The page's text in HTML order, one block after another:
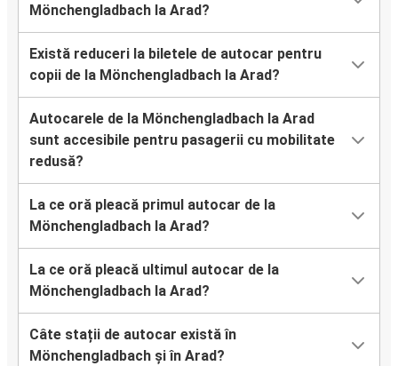
Mönchengladbach la Arad?
Există reduceri la biletele de autocar pentru
copii de la Mönchengladbach la Arad?
Autocarele de la Mönchengladbach la Arad
sunt accesibile pentru pasagerii cu mobilitate
redusă?
La ce oră pleacă primul autocar de la
Mönchengladbach la Arad?
La ce oră pleacă ultimul autocar de la
Mönchengladbach la Arad?
Câte stații de autocar există în
Mönchengladbach și în Arad?